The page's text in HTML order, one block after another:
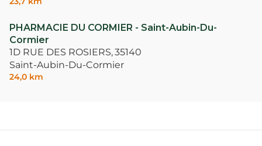
PHARMACIE DU CORMIER - Saint-Aubin-Du-
Cormier
1D RUE DES ROSIERS,35140
Saint-Aubin-Du-Cormier
24,0 km